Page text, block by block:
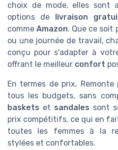
choix de mode, elles sont
options de
livraison
commeAmazon. Que ce soit
ou une journée de travail,
conçu pour s'adapter à
offrant le meilleur confort
En termes de prix,
tous les budgets, sans
baskets et sandales sont
prix compétitifs, ce qui en
toutes les femmes à la
stylées et confortables.